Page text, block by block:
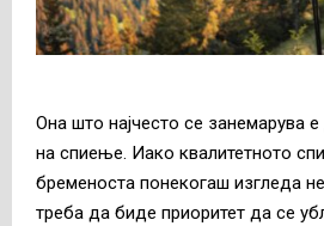
Она што најчесто се занемарува
на спиење. Иако квалитетното
бременоста понекогаш изгледа
треба да биде приоритет да се